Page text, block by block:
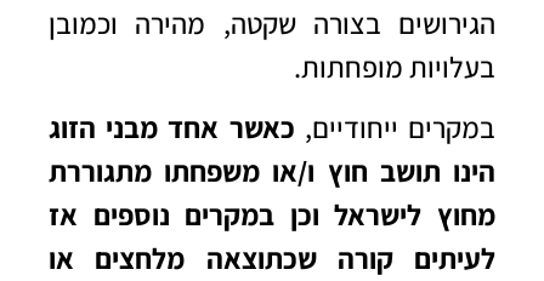
הגירושים בצורה שקטה, מהירה וכמובן
בעלויות מופחתות.
במקרים ייחודיים, כאשר אחד מבני הזוג
הינו תושב חוץ ו/או משפחתו מתגוררת
מחוץ לישראל וכן במקרים נוספים אז
לעיתים קורה שכתוצאה מלחצים או